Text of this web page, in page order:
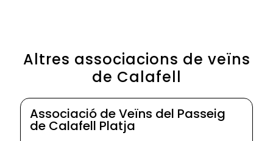
Altres associacions de veïns
de Calafell
Associació de Veïns del Passeig
de Calafell Platja